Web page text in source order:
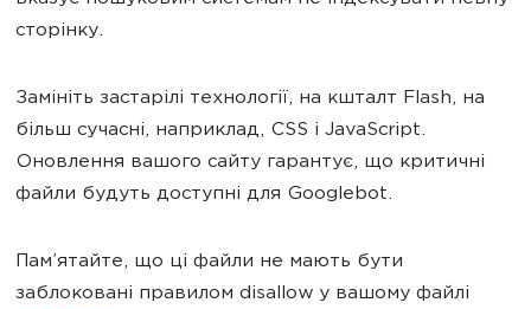
сторінку.
Замініть застарілі технології, на кшталт Flash, на
більш сучасні, наприклад, CSS і JavaScript.
Оновлення вашого сайту гарантує, що критичні
файли будуть доступні для Googlebot.
Пам’ятайте, що ці файли не мають бути
заблоковані правилом disallow у вашому файлі